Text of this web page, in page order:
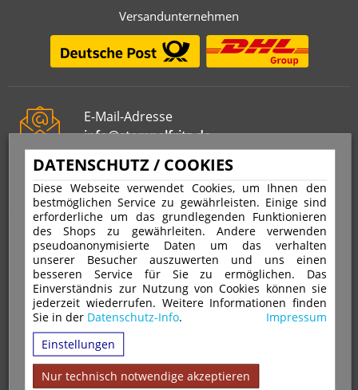
DATENSCHUTZ / COOKIES
Diese Webseite verwendet Cookies, um Ihnen den
bestmöglichen Service zu gewährleisten. Einige sind
erforderliche um das grundlegenden Funktionieren
des Shops zu gewährleiten. Andere verwenden
pseudoanonymisierte Daten um das verhalten
unserer Besucher auszuwerten und uns einen
besseren Service für Sie zu ermöglichen. Das
Einverständnis zur Nutzung von Cookies können sie
jederzeit wiederrufen. Weitere Informationen finden
Sie in der Datenschutz-Info.
Impressum
Einstellungen
Nur technisch notwendige akzeptieren
Versandunternehmen
E-Mail-Adresse
info@stempelfritz.de
Telefon
0221 677 812 08
Über uns
VERTRAG WIDERRUFEN
IMPRESSUM
DATENSCHUTZ
WIDERRUFSRECHT
AGB
WARENKORB